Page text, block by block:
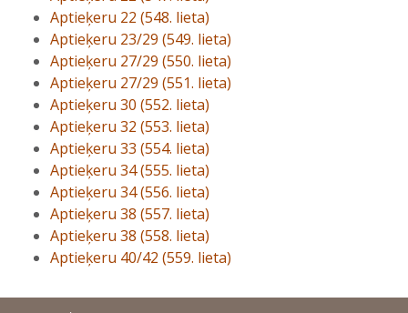
Aptieķeru 22 (548. lieta)
Aptieķeru 23/29 (549. lieta)
Aptieķeru 27/29 (550. lieta)
Aptieķeru 27/29 (551. lieta)
Aptieķeru 30 (552. lieta)
Aptieķeru 32 (553. lieta)
Aptieķeru 33 (554. lieta)
Aptieķeru 34 (555. lieta)
Aptieķeru 34 (556. lieta)
Aptieķeru 38 (557. lieta)
Aptieķeru 38 (558. lieta)
Aptieķeru 40/42 (559. lieta)